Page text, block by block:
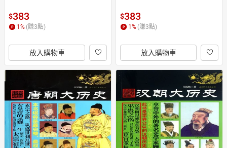
$383
1 % (賺3點)
放入購物車
$383
1 % (賺3點)
放入購物車